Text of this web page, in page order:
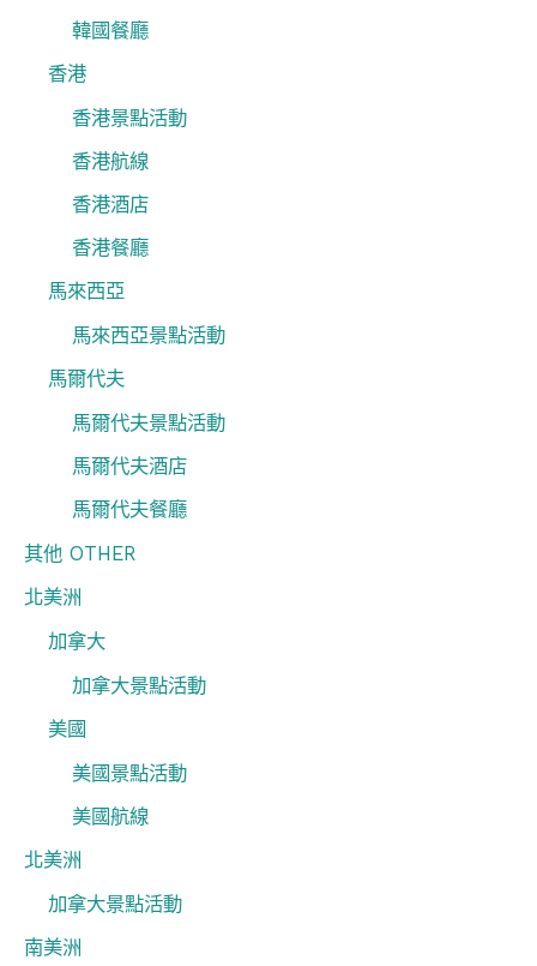
韓國餐廳
香港
香港景點活動
香港航線
香港酒店
香港餐廳
馬來西亞
馬來西亞景點活動
馬爾代夫
馬爾代夫景點活動
馬爾代夫酒店
馬爾代夫餐廳
其他 OTHER
北美洲
加拿大
加拿大景點活動
美國
美國景點活動
美國航線
北美洲
加拿大景點活動
南美洲